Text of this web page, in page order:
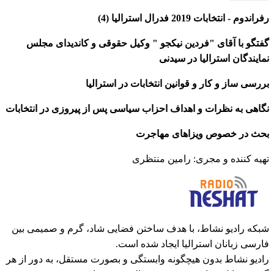
رفراندوم - انتخابات 2019 فدرال استرالیا (4)
گفتگو با آقای "فردین نیکجو " وکیل حقوقی و کاندیدای مجلس
نمایندگان استرالیا در سیدنی
بررسی ساز و کار و قوانین انتخابات در استرالیا
نگاهی به نظرات و اهداف احزاب سیاسی پس از پیروزی در انتخابات
بحث در خصوص ویزاهای مهاجرت
تهیه کننده و مجری: رامین منتظری
شبکه رادیو نشاط، با هدف ساختن فضایی شاد، گرم و صمیمی بین
فارسی زبانان استرالیا ایجاد شده است.
رادیو نشاط بدون هیچگونه وابستگی و بصورت مستقل، به دور از هر